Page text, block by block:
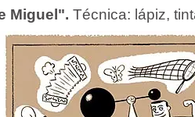
Miguel". Técnica: lápiz,